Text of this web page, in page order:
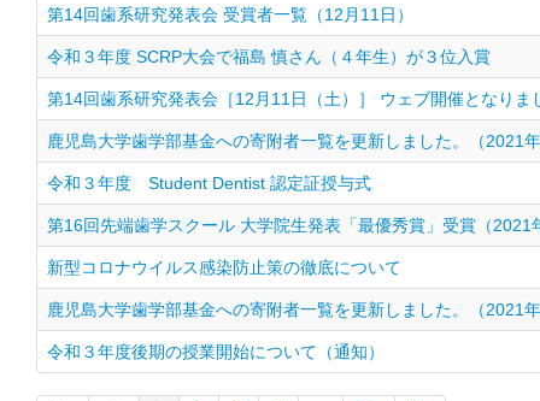
第14回歯系研究発表会 受賞者一覧（12月11日）
令和３年度 SCRP大会で福島 慎さん（４年生）が３位入賞
第14回歯系研究発表会［12月11日（土）］ ウェブ開催となりま
鹿児島大学歯学部基金への寄附者一覧を更新しました。（2021
令和３年度 Student Dentist 認定証授与式
第16回先端歯学スクール 大学院生発表「最優秀賞」受賞（2021
新型コロナウイルス感染防止策の徹底について
鹿児島大学歯学部基金への寄附者一覧を更新しました。（2021
令和３年度後期の授業開始について（通知）